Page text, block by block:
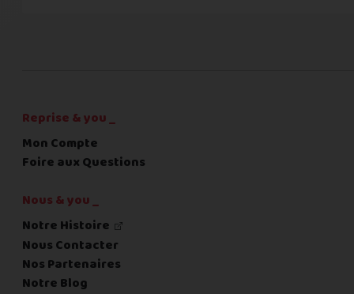
Reprise & you _
Mon Compte
Foire aux Questions
Nous & you _
Notre Histoire
Nous Contacter
Nos Partenaires
Notre Blog